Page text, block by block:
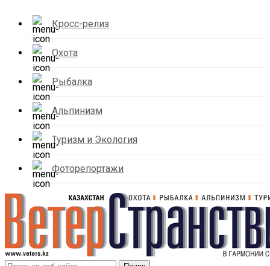
Кросс-релиз
Охота
Рыбалка
Альпинизм
Туризм и Экология
Фоторепортажи